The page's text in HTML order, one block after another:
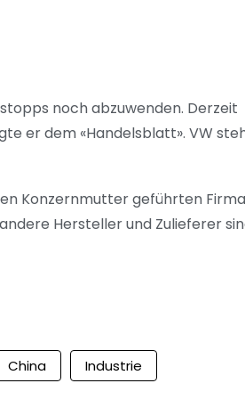
noch abzuwenden. Derzeit
er dem «Handelsblatt». VW
Konzernmutter geführten Firma
Hersteller und Zulieferer
China Industrie